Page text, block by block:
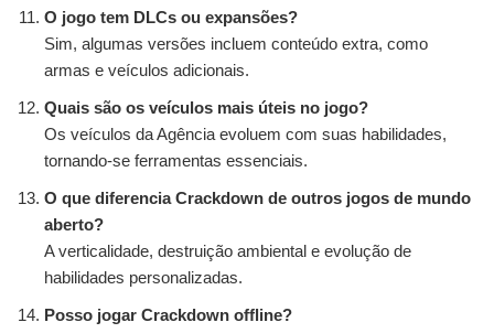
O jogo tem DLCs ou expansões?
Sim, algumas versões incluem conteúdo extra, como
armas e veículos adicionais.
Quais são os veículos mais úteis no jogo?
Os veículos da Agência evoluem com suas habilidades,
tornando-se ferramentas essenciais.
O que diferencia Crackdown de outros jogos de mundo
aberto?
A verticalidade, destruição ambiental e evolução de
habilidades personalizadas.
Posso jogar Crackdown offline?